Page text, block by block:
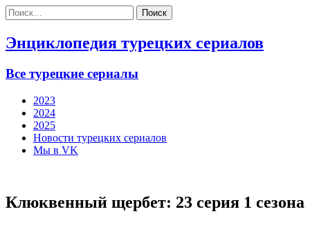
Найти:
Энциклопедия турецких сериалов
Все турецкие сериалы
2023
2024
2025
Новости турецких сериалов
Мы в VK
Клюквенный щербет: 23 серия 1 сезона